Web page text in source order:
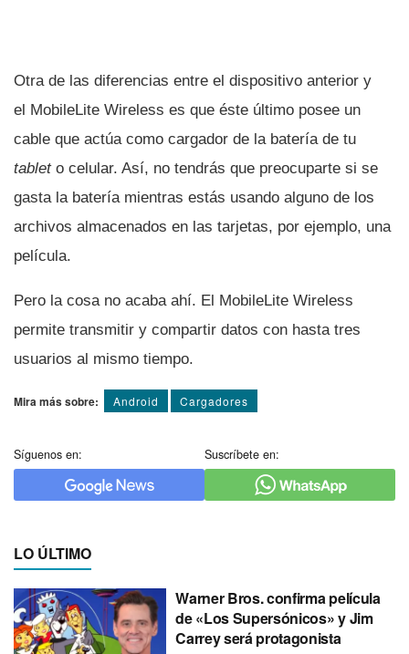
Otra de las diferencias entre el dispositivo anterior y
el MobileLite Wireless es que éste último posee un
cable que actúa como cargador de la baterí­a de tu
tableto celular. Así­, no tendrás que preocuparte si se
gasta la baterí­a mientras estás usando alguno de los
archivos almacenados en las tarjetas, por ejemplo, una
pelí­cula.
Pero la cosa no acaba ahí­. El MobileLite Wireless
permite transmitir y compartir datos con hasta tres
usuarios al mismo tiempo.
Mira más sobre: Android Cargadores
Síguenos en: Suscríbete en:
LO ÚLTIMO
Warner Bros. confirma película
de «Los Supersónicos» y Jim
Carrey será protagonista